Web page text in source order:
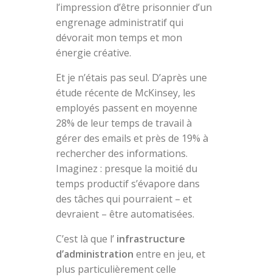
l’impression d’être prisonnier d’un
engrenage administratif qui
dévorait mon temps et mon
énergie créative.
Et je n’étais pas seul. D’après une
étude récente de McKinsey, les
employés passent en moyenne
28% de leur temps de travail à
gérer des emails et près de 19% à
rechercher des informations.
Imaginez : presque la moitié du
temps productif s’évapore dans
des tâches qui pourraient – et
devraient – être automatisées.
C’est là que l’ infrastructure
d’administration entre en jeu, et
plus particulièrement celle